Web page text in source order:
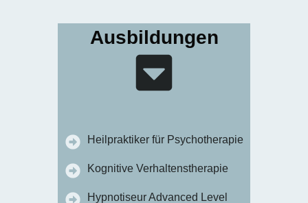
Ausbildungen
Heilpraktiker für Psychotherapie
Kognitive Verhaltenstherapie
Hypnotiseur Advanced Level